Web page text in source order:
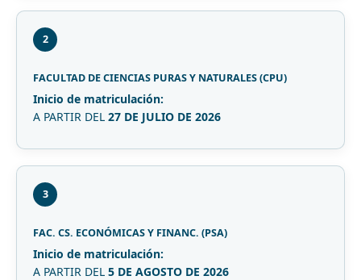
2
FACULTAD DE CIENCIAS PURAS Y NATURALES (CPU)
Inicio de matriculación:
A PARTIR DEL 27 DE JULIO DE 2026
3
FAC. CS. ECONÓMICAS Y FINANC. (PSA)
Inicio de matriculación:
A PARTIR DEL 5 DE AGOSTO DE 2026